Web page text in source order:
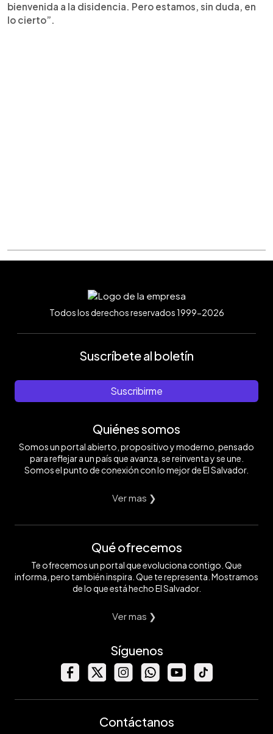
bienvenida a la disidencia. Pero estamos, sin duda, en
lo cierto”.
Todos los derechos reservados 1999-2026
Suscríbete al boletín
Suscribirme
Quiénes somos
Somos un portal abierto, propositivo y moderno, pensado
para reflejar a un país que avanza, se reinventa y se une.
Somos el punto de conexión con lo mejor de El Salvador.
Ver mas ❯
Qué ofrecemos
Te ofrecemos un portal que evoluciona contigo. Que
informa, pero también inspira. Que te representa. Mostramos
de lo que está hecho El Salvador.
Ver mas ❯
Síguenos
Contáctanos